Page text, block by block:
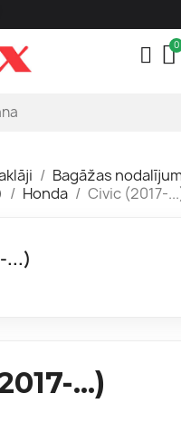
Bagāžas
Honda Civic (2017-
...)
...)